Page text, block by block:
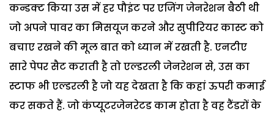
कन्डक्ट किया उस में हर पौइंट पर एजिंग जेनरेशन बैठी थी
जो अपने पावर का मिसयूज करने और सुपीरियर कास्ट को
बचाए रखने की मूल बात को ध्यान में रखती है. एनटीए
सारे पेपर सैट कराती है तो एल्डरली जेनरेशन से, उस का
स्टाफ भी एल्डरली है जो यह देखता है कि कहां ऊपरी कमाई
कर सकते हैं. जो कंप्यूटरजेनरेटड काम होता है वह टैंडरों के